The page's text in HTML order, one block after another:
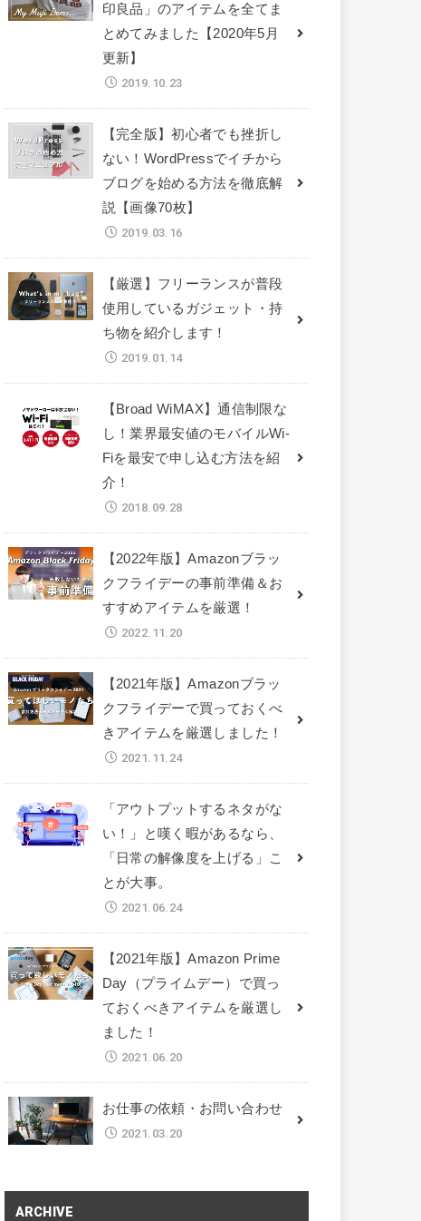
印良品」のアイテムを全てま
とめてみました【2020年5月
更新】
2019.10.23
【完全版】初心者でも挫折し
ない！WordPressでイチから
ブログを始める方法を徹底解
説【画像70枚】
2019.03.16
【厳選】フリーランスが普段
使用しているガジェット・持
ち物を紹介します！
2019.01.14
【Broad WiMAX】通信制限な
し！業界最安値のモバイルWi-
Fiを最安で申し込む方法を紹
介！
2018.09.28
【2022年版】Amazonブラッ
クフライデーの事前準備＆お
すすめアイテムを厳選！
2022.11.20
【2021年版】Amazonブラッ
クフライデーで買っておくべ
きアイテムを厳選しました！
2021.11.24
「アウトプットするネタがな
い！」と嘆く暇があるなら、
「日常の解像度を上げる」こ
とが大事。
2021.06.24
【2021年版】Amazon Prime
Day（プライムデー）で買っ
ておくべきアイテムを厳選し
ました！
2021.06.20
お仕事の依頼・お問い合わせ
2021.03.20
ARCHIVE